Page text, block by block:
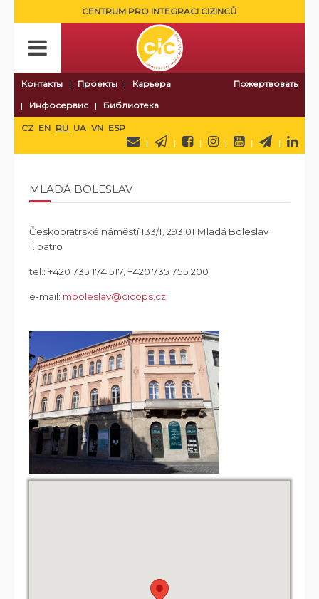
CENTRUM PRO INTEGRACI CIZINCŮ
Контакты Проекты
Карьера
Инфосервис
Библиотека
Пожертвовать
CZ EN RU UA VN ESP
MLADÁ BOLESLAV
Českobratrské náměstí 133/1, 293 01 Mladá Boleslav
1. patro
tel.: +420 735 174 517, +420 735 755 200
e-mail: mboleslav@cicops.cz